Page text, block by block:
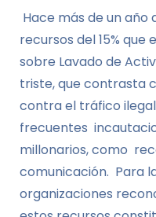
Hace más de un
recursos del 15% que
sobre Lavado de
triste, que contrasta
contra el tráfico
frecuentes
millonarios, como
comunicación. Para
organizaciones